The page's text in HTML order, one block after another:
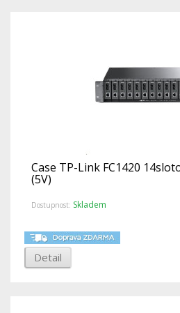
Case TP-Link FC1420
(5V)
Dostupnost: Skladem
Detail